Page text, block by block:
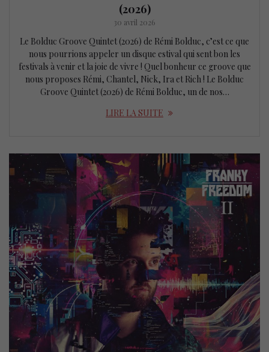
(2026)
30 avril 2026
Le Bolduc Groove Quintet (2026) de Rémi Bolduc, c’est ce que
nous pourrions appeler un disque estival qui sent bon les
festivals à venir et la joie de vivre ! Quel bonheur ce groove que
nous proposes Rémi, Chantel, Nick, Ira et Rich ! Le Bolduc
Groove Quintet (2026) de Rémi Bolduc, un de nos…
LIRE LA SUITE